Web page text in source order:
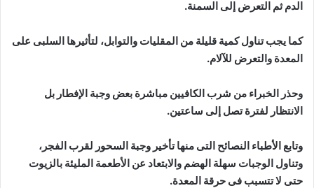
الدم ثم التعرض إلى السمنة.
كما يجب تناول كمية قليلة من المقليات والتوابل، لتأثيرها السلبى على
المعدة والتعرض للآلام.
وحذر الخبراء من شرب الكافيين مباشرة بعض وجبة الإفطار بل
الانتظار لفترة تصل إلى ساعتين.
وتابع الأطباء النصائح التى منها تأخير وجبة السحور لقرب الفجر،
وتناول الوجبات سهلة الهضم والابتعاد عن الأطعمة المليئة بالزيوت
حتى لا تتسبب فى حرقة المعدة.